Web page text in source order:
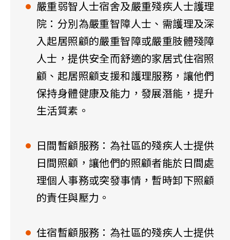
嚴重弱智人士宿舍及嚴重殘疾人士護理
院：分別為嚴重智障人士、需護理及深
入起居照顧的嚴重智障或嚴重肢體殘障
人士，提供安全而舒適的家居式住宿照
顧、起居照顧支援和護理服務，讓他們
保持身體健康及能力，發展潛能，提升
生活質素。
日間暫顧服務：為社區的殘疾人士提供
日間照顧，讓他們的照顧者能於日間處
理個人事務或突發事情，暫時卸下照顧
的責任與壓力。
住宿暫顧服務：為社區的殘疾人士提供